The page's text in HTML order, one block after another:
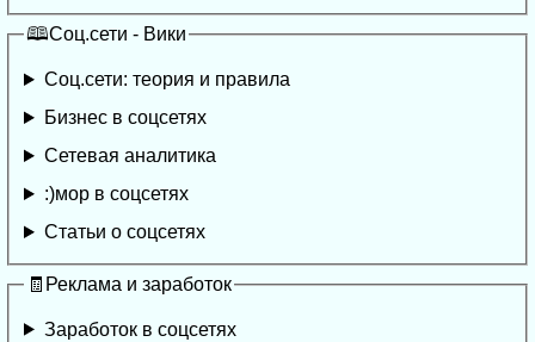
🕮Соц.сети - Вики
Соц.сети: теория и правила
Бизнес в соцсетях
Сетевая аналитика
:)мор в соцсетях
Статьи о соцсетях
🧾Реклама и заработок
Заработок в соцсетях